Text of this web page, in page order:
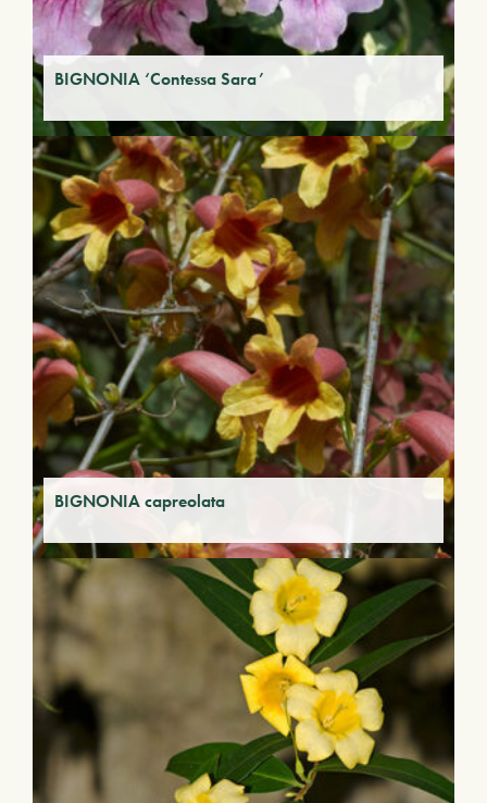
BIGNONIA ‘Contessa Sara’
BIGNONIA capreolata